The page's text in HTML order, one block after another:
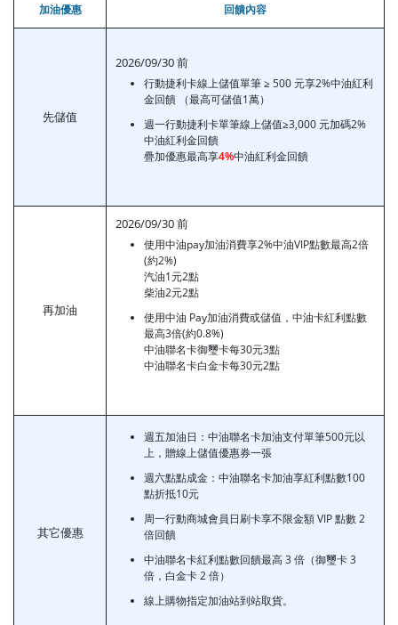
加油優惠 回饋內容
先儲值
2026/09/30 前
行動捷利卡線上儲值單筆 ≥ 500 元享2%中油紅利
金回饋 （最高可儲值1萬）
週一行動捷利卡單筆線上儲值≥3,000 元加碼2%
中油紅利金回饋
疊加優惠最高享4%中油紅利金回饋
再加油
2026/09/30 前
使用中油pay加油消費享2%中油VIP點數最高2倍
(約2%)
汽油1元2點
柴油2元2點
使用中油 Pay加油消費或儲值，中油卡紅利點數
最高3倍(約0.8%)
中油聯名卡御璽卡每30元3點
中油聯名卡白金卡每30元2點
其它優惠
週五加油日：中油聯名卡加油支付單筆500元以
上，贈線上儲值優惠券一張
週六點點成金：中油聯名卡加油享紅利點數100
點折抵10元
周一行動商城會員日刷卡享不限金額 VIP 點數 2
倍回饋
中油聯名卡紅利點數回饋最高 3 倍（御璽卡 3
倍，白金卡 2 倍）
線上購物指定加油站到站取貨。